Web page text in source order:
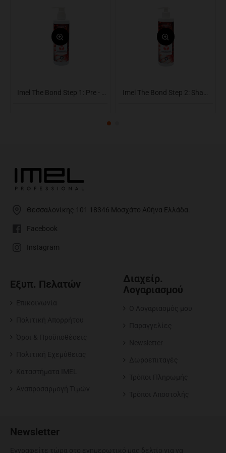
Θεσσαλονίκης 101 18346 Μοσχάτο Αθήνα Ελλάδα.
Facebook
Instagram
Εξυπ. Πελατών
Διαχείρ.
Λογαριασμού
Newsletter